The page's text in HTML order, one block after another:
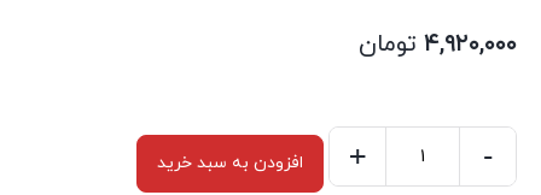
۴,۹۲۰,۰۰۰ تومان
-
+ افزودن به سبد خرید